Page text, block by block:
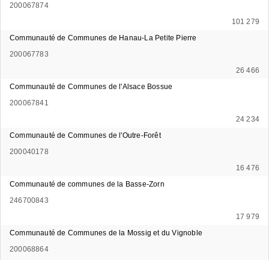
200067874
101 279
Communauté de Communes de Hanau-La Petite Pierre
200067783
26 466
Communauté de Communes de l'Alsace Bossue
200067841
24 234
Communauté de Communes de l'Outre-Forêt
200040178
16 476
Communauté de communes de la Basse-Zorn
246700843
17 979
Communauté de Communes de la Mossig et du Vignoble
200068864